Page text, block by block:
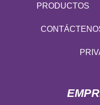
PRODUCTOS